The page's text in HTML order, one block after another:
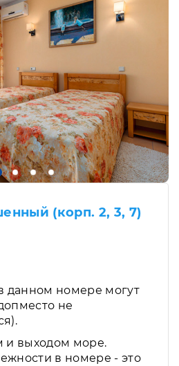
(корп. 2, 3, 7)
данном номере могут
не
и выходом море.
в номере - это